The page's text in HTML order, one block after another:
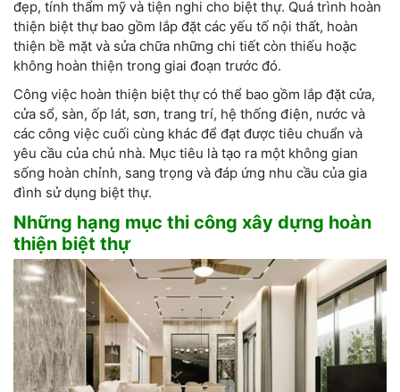
đẹp, tính thẩm mỹ và tiện nghi cho biệt thự. Quá trình hoàn
thiện biệt thự bao gồm lắp đặt các yếu tố nội thất, hoàn
thiện bề mặt và sửa chữa những chi tiết còn thiếu hoặc
không hoàn thiện trong giai đoạn trước đó.
Công việc hoàn thiện biệt thự có thể bao gồm lắp đặt cửa,
cửa sổ, sàn, ốp lát, sơn, trang trí, hệ thống điện, nước và
các công việc cuối cùng khác để đạt được tiêu chuẩn và
yêu cầu của chủ nhà. Mục tiêu là tạo ra một không gian
sống hoàn chỉnh, sang trọng và đáp ứng nhu cầu của gia
đình sử dụng biệt thự.
Những hạng mục thi công xây dựng hoàn
thiện biệt thự